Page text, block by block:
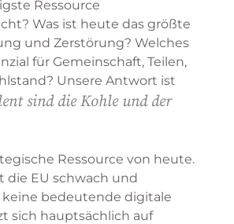
Ressource
Was ist heute das größte
und Zerstörung? Welches
für Gemeinschaft, Teilen,
Unsere Antwort ist
sind die Kohle und der
Ressource von heute.
die EU schwach und
keine bedeutende digitale
sich hauptsächlich auf